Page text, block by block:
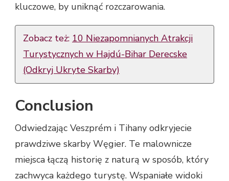
kluczowe, by uniknąć rozczarowania.
Zobacz też: 10 Niezapomnianych Atrakcji
Turystycznych w Hajdú-Bihar Derecske
(Odkryj Ukryte Skarby)
Conclusion
Odwiedzając Veszprém i Tihany odkryjecie
prawdziwe skarby Węgier. Te malownicze
miejsca łączą historię z naturą w sposób, który
zachwyca każdego turystę. Wspaniałe widoki